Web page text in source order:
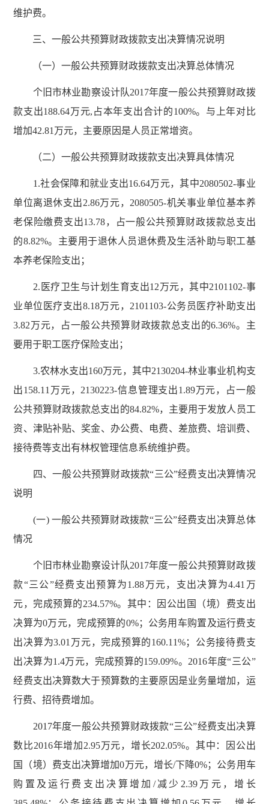
维护费。
三、一般公共预算财政拨款支出决算情况说明
（一）一般公共预算财政拨款支出决算总体情况
个旧市林业勘察设计队2017年度一般公共预算财政拨
款支出188.64万元,占本年支出合计的100%。与上年对比
增加42.81万元，主要原因是人员正常增资。
（二）一般公共预算财政拨款支出决算具体情况
1.社会保障和就业支出16.64万元，其中2080502-事业
单位离退休支出2.86万元，2080505-机关事业单位基本养
老保险缴费支出13.78，占一般公共预算财政拨款总支出
的8.82%。主要用于退休人员退休费及生活补助与职工基
本养老保险支出；
2.医疗卫生与计划生育支出12万元，其中2101102-事
业单位医疗支出8.18万元，2101103-公务员医疗补助支出
3.82万元，占一般公共预算财政拨款总支出的6.36%。主
要用于职工医疗保险支出；
3.农林水支出160万元，其中2130204-林业事业机构支
出158.11万元，2130223-信息管理支出1.89万元，占一般
公共预算财政拨款总支出的84.82%，主要用于发放人员工
资、津贴补贴、奖金、办公费、电费、差旅费、培训费、
接待费等支出有林权管理信息系统维护费。
四、一般公共预算财政拨款“三公”经费支出决算情况
说明
(一) 一般公共预算财政拨款“三公”经费支出决算总体
情况
个旧市林业勘察设计队2017年度一般公共预算财政拨
款“三公”经费支出预算为1.88万元，支出决算为4.41万
元，完成预算的234.57%。其中：因公出国（境）费支出
决算为0万元，完成预算的0%；公务用车购置及运行费支
出决算为3.01万元，完成预算的160.11%；公务接待费支
出决算为1.4万元，完成预算的159.09%。2016年度“三公”
经费支出决算数大于预算数的主要原因是业务量增加，运
行费、招待费增加。
2017年度一般公共预算财政拨款“三公”经费支出决算
数比2016年增加2.95万元，增长202.05%。其中：因公出
国（境）费支出决算增加0万元，增长/下降0%；公务用车
购置及运行费支出决算增加/减少2.39万元，增长